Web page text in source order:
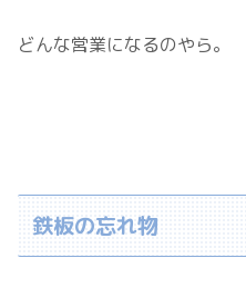
どんな営業になるのやら。
鉄板の忘れ物